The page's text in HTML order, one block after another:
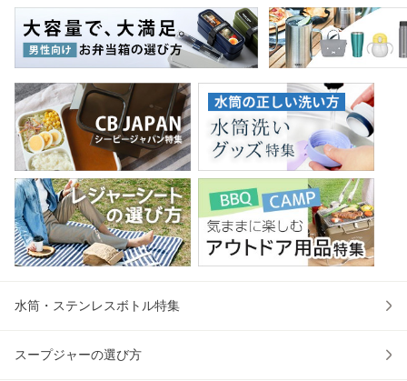
ンカチ 洗面タオル
綿 コッ
ックス 9リットル
キャン
ッキング 会議机 ミ
ーティング
マ
保
水筒・ステンレスボトル特集
スープジャーの選び方